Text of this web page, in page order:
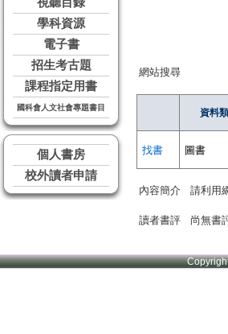
學科資源
電子書
招生考古題
課程指定用書
國科會人文社會專題書目
個人書房
校外讀者申請
網站搜尋
資料
找書 圖書
內容簡介 請利用
讀者書評 尚無書